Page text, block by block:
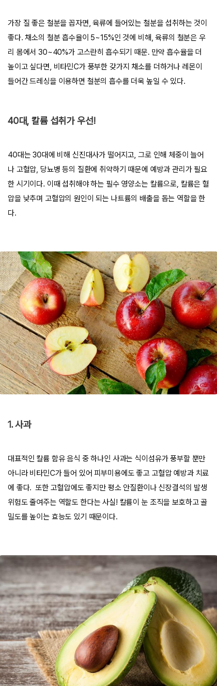
가장 질 좋은 철분을 꼽자면, 육류에 들어있는 철분을 섭취하는 것이
좋다. 채소의 철분 흡수율이 5~15%인 것에 비해, 육류의 철분은 우
리 몸에서 30~40%가 고스란히 흡수되기 때문. 만약 흡수율을 더
높이고 싶다면, 비타민C가 풍부한 갖가지 채소를 더하거나 레몬이
들어간 드레싱을 이용하면 철분의 흡수를 더욱 높일 수 있다.
40대, 칼륨 섭취가 우선!
40대는 30대에 비해 신진대사가 떨어지고, 그로 인해 체중이 늘어
나 고혈압, 당뇨병 등의 질환에 취약하기 때문에 예방과 관리가 필요
한 시기이다. 이때 섭취해야 하는 필수 영양소는 칼륨으로, 칼륨은 혈
압을 낮추며 고혈압의 원인이 되는 나트륨의 배출을 돕는 역할을 한
다.
1. 사과
대표적인 칼륨 함유 음식 중 하나인 사과는 식이섬유가 풍부할 뿐만
아니라 비타민C가 들어 있어 피부미용에도 좋고 고혈압 예방과 치료
에 좋다. 또한 고혈압에도 좋지만 평소 안질환이나 신장결석의 발생
위험도 줄여주는 역할도 한다는 사실! 칼륨이 눈 조직을 보호하고 골
밀도를 높이는 효능도 있기 때문이다.